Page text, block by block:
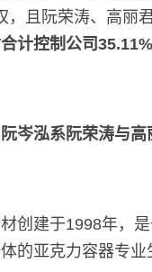
，且阮荣涛、高丽
计控制公司
阮岑泓系阮荣涛与
建于1998年，是
的亚克力容器专业